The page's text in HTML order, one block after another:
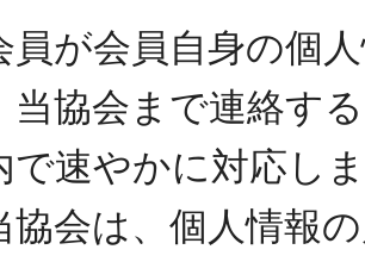
員が会員自身の個
当協会まで連絡す
で速やかに対応し
協会は、個人情報